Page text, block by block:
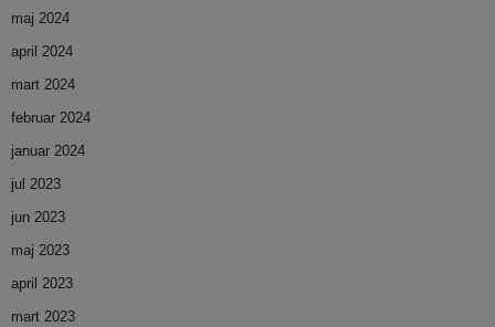
maj 2024
april 2024
mart 2024
februar 2024
januar 2024
jul 2023
jun 2023
maj 2023
april 2023
mart 2023